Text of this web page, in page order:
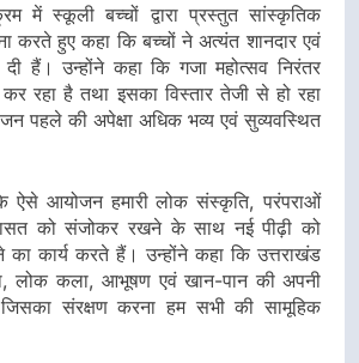
में स्कूली बच्चों द्वारा प्रस्तुत सांस्कृतिक
करते हुए कहा कि बच्चों ने अत्यंत शानदार एवं
दी हैं। उन्होंने कहा कि गजा महोत्सव निरंतर
रहा है तथा इसका विस्तार तेजी से हो रहा
पहले की अपेक्षा अधिक भव्य एवं सुव्यवस्थित
ऐसे आयोजन हमारी लोक संस्कृति, परंपराओं
को संजोकर रखने के साथ नई पीढ़ी को
कार्य करते हैं। उन्होंने कहा कि उत्तराखंड
लोक कला, आभूषण एवं खान-पान की अपनी
जिसका संरक्षण करना हम सभी की सामूहिक